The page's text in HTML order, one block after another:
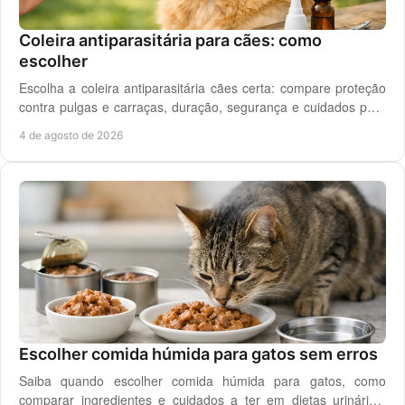
Coleira antiparasitária para cães: como
escolher
Escolha a coleira antiparasitária cães certa: compare proteção
contra pulgas e carraças, duração, segurança e cuidados para
4 de agosto de 2026
Escolher comida húmida para gatos sem erros
Saiba quando escolher comida húmida para gatos, como
comparar ingredientes e cuidados a ter em dietas urinárias,